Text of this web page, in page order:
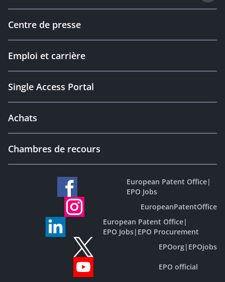
Centre de presse
Emploi et carrière
Single Access Portal
Achats
Chambres de recours
European Patent Office|
EPO Jobs
EuropeanPatentOffice
European Patent Office|
EPO Jobs| EPO Procurement
EPOorg| EPOjobs
EPO official